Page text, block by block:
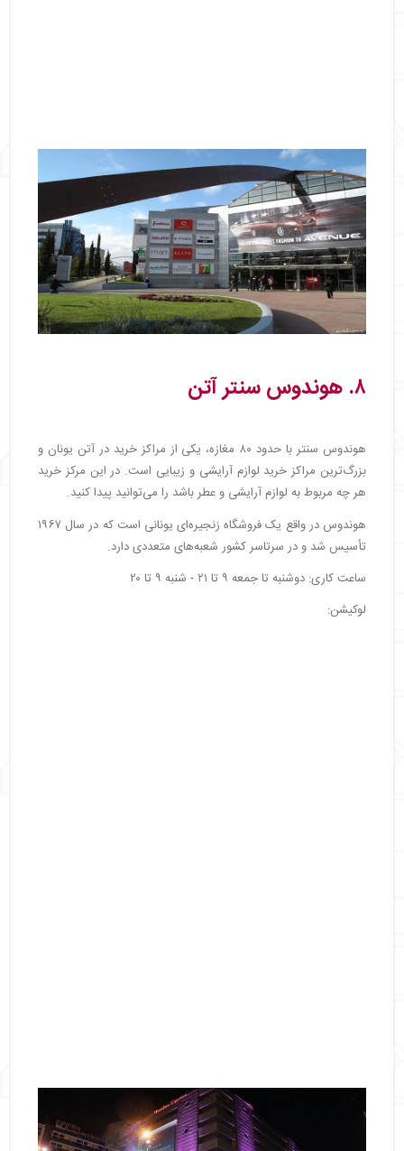
۸. هوندوس سنتر آتن
هوندوس سنتر با حدود ۸۰ مغازه، یکی از مراکز خرید در آتن یونان و
بزرگ‌ترین مراکز خرید لوازم آرایشی و زیبایی است. در این مرکز خرید
هر چه مربوط به لوازم آرایشی و عطر باشد را می‌توانید پیدا کنید.
هوندوس در واقع یک فروشگاه زنجیره‌ای یونانی است که در سال ۱۹۶۷
تأسیس شد و در سرتاسر کشور شعبه‌های متعددی دارد.
ساعت کاری: دوشنبه تا جمعه ۹ تا ۲۱ - شنبه ۹ تا ۲۰
لوکیشن: